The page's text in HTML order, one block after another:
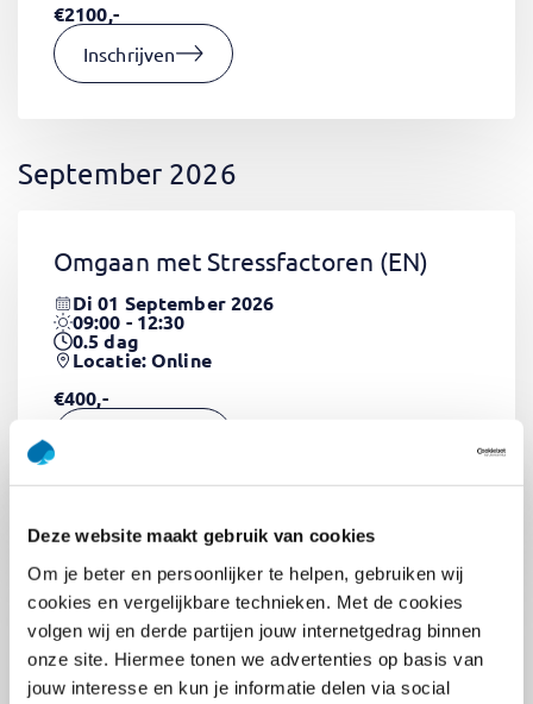
Deze website maakt gebruik van cookies
Om je beter en persoonlijker te helpen, gebruiken wij
cookies en vergelijkbare technieken. Met de cookies
volgen wij en derde partijen jouw internetgedrag binnen
onze site. Hiermee tonen we advertenties op basis van
jouw interesse en kun je informatie delen via social
€2100,-
Inschrijven
September 2026
Omgaan met Stressfactoren (EN)
Di 01 September 2026
09:00 - 12:30
0.5dag
Locatie: Online
€400,-
Pega Certified System Architect
(PCSA)(EN)
Di 01 September 2026
09:00 - 16:30
5dagen
Locatie: Online